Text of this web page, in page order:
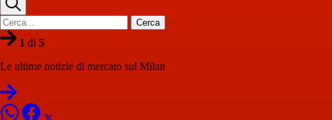
Cerca
1 di 5
Le ultime notizie di mercato sul Milan